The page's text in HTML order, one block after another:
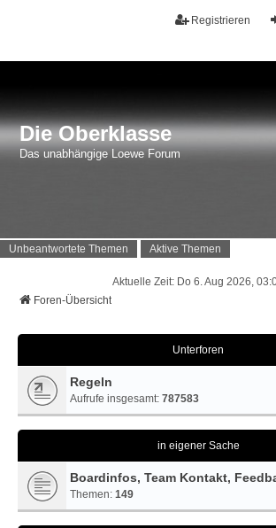
Registrieren
Die Oberklasse
Das unabhängige Loewe Forum
Unbeantwortete Themen Aktive Themen
Aktuelle Zeit: Do 6. Aug 2026,
Foren-Übersicht
Unterforen
Regeln
Aufrufe insgesamt: 787583
in eigener Sache
Boardinfos, Team Kontakt,
Themen: 149